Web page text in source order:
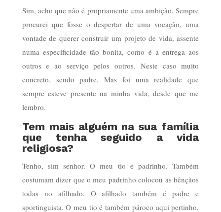
Sim, acho que não é propriamente uma ambição. Sempre
procurei que fosse o despertar de uma vocação, uma
vontade de querer construir um projeto de vida, assente
numa especificidade tão bonita, como é a entrega aos
outros e ao serviço pelos outros. Neste caso muito
concreto, sendo padre. Mas foi uma realidade que
sempre esteve presente na minha vida, desde que me
lembro.
Tem mais alguém na sua família
que tenha seguido a vida
religiosa?
Tenho, sim senhor. O meu tio e padrinho. Também
costumam dizer que o meu padrinho colocou as bênçãos
todas no afilhado. O afilhado também é padre e
sportinguista. O meu tio é também pároco aqui pertinho,